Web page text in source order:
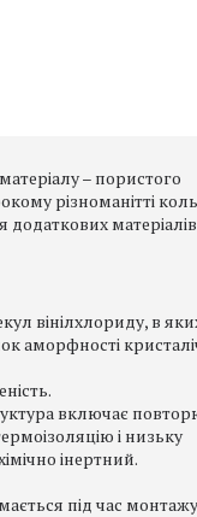
– пористого
різноманітті
додаткових
вінілхлориду, в
аморфності
включає
і низьку
інертний.
під час